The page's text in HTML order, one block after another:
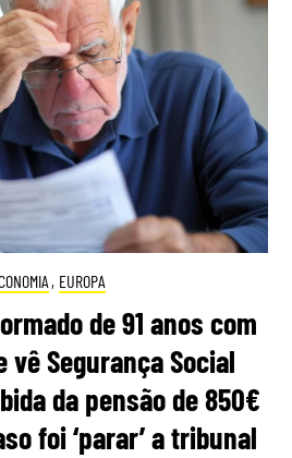
, EUROPA
de 91 anos com
vê Segurança Social
da pensão de 850€
foi ‘parar’ a tribunal